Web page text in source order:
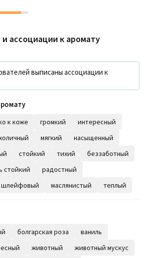
ассоциации к аромату
выписаны ассоциации к
к коже громкий
интересный
мягкий
насыщенный
стойкий тихий
беззаботный
стойкий
радостный
шлейфовый маслянистый теплый
болгарская роза
ваниль
животный
животный мускус